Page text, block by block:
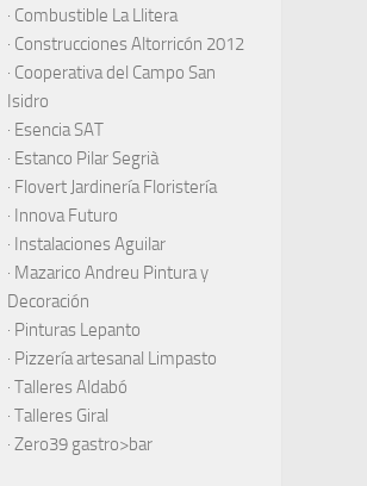
· Combustible La Llitera
· Construcciones Altorricón 2012
· Cooperativa del Campo San
Isidro
· Esencia SAT
· Estanco Pilar Segrià
· Flovert Jardinería Floristería
· Innova Futuro
· Instalaciones Aguilar
· Mazarico Andreu Pintura y
Decoración
· Pinturas Lepanto
· Pizzería artesanal Limpasto
· Talleres Aldabó
· Talleres Giral
· Zero39 gastro>bar